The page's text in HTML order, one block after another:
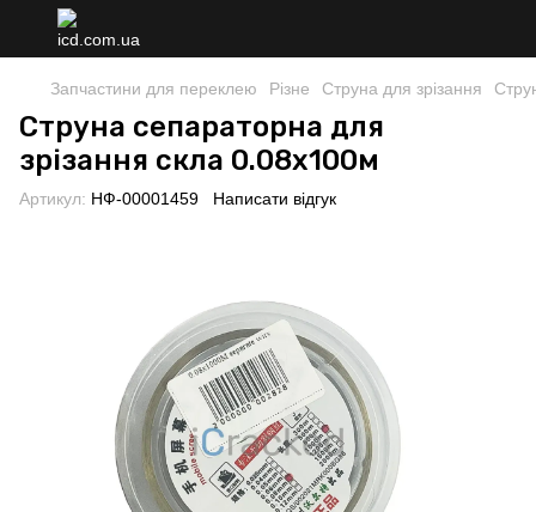
Запчастини для переклею Різне Струна для зрізання
Струна сепараторна для
зрізання скла 0.08x100м
Артикул: НФ-00001459 Написати відгук